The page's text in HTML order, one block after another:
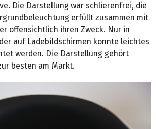
Die Darstellung war schlierenfrei, die
erfüllt zusammen mit
offensichtlich ihren Zweck. Nur in
auf Ladebildschirmen konnte leichtes
werden. Die Darstellung gehört
besten am Markt.